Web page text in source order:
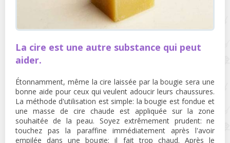
La cire est une autre substance qui peut
aider.
Étonnamment, même la cire laissée par la bougie sera une
bonne aide pour ceux qui veulent adoucir leurs chaussures.
La méthode d'utilisation est simple: la bougie est fondue et
une masse de cire chaude est appliquée sur la zone
souhaitée de la peau. Soyez extrêmement prudent: ne
touchez pas la paraffine immédiatement après l'avoir
empilée dans une bougie: il fait trop chaud. Après le